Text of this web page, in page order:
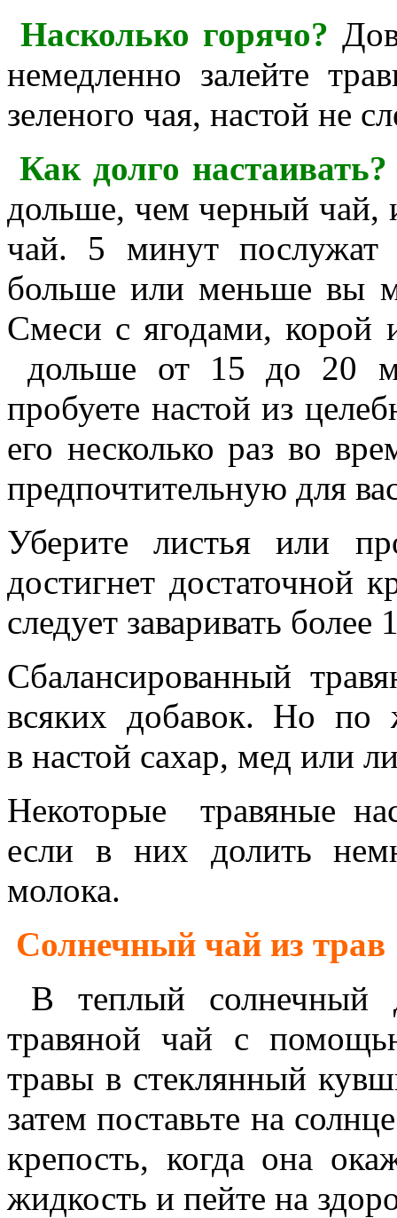
Насколько горячо?
немедленно залейте
зеленого чая, настой не
Как долго настаивать?
дольше, чем черный чай,
чай. 5 минут послужат
больше или меньше вы
Смеси с ягодами, корой
дольше от 15 до 20
пробуете настой из
его несколько раз во
предпочтительную для
Уберите листья или
достигнет достаточной
следует заваривать более
Сбалансированный
всяких добавок. Но по
в настой сахар, мед или
Некоторые травяные
если в них долить
молока.
Солнечный чай из трав
В теплый солнечный
травяной чай с
травы в стеклянный
затем поставьте на
крепость, когда она
жидкость и пейте на